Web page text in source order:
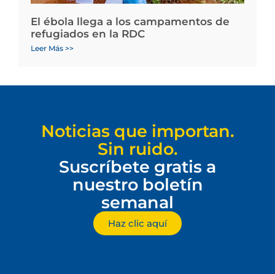
El ébola llega a los campamentos de
refugiados en la RDC
Leer Más >>
Noticias que importan.
Sin ruido.
Suscríbete gratis a
nuestro boletín
semanal
Haz clic aquí